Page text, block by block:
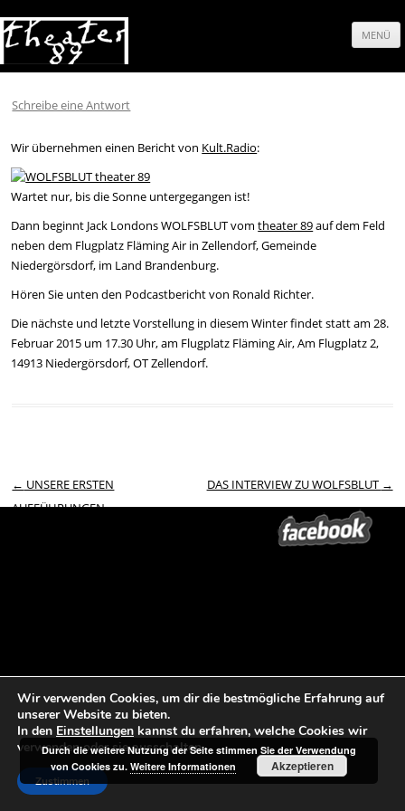
MENÜ
Springe
Schreibe eine Antwort
Wir übernehmen einen Bericht von Kult.Radio:
Wartet nur, bis die Sonne untergegangen ist!
Dann beginnt Jack Londons WOLFSBLUT vomtheater 89auf dem Feld
neben dem Flugplatz Fläming Air in Zellendorf, Gemeinde
Niedergörsdorf, im Land Brandenburg.
Hören Sie unten den Podcastbericht von Ronald Richter.
Die nächste und letzte Vorstellung in diesem Winter findet statt am 28.
Februar 2015 um 17.30 Uhr, am Flugplatz Fläming Air, Am Flugplatz 2,
14913 Niedergörsdorf, OT Zellendorf.
Beitrags-Navigation
← UNSERE ERSTEN
AUFFÜHRUNGEN
DAS INTERVIEW ZU WOLFSBLUT →
Wir verwenden Cookies, um dir die bestmögliche Erfahrung auf
unserer Website zu bieten.
In den Einstellungen kannst du erfahren, welche Cookies wir
verwenden oder sie ausschalten.
Zustimmen
Durch die weitere Nutzung der Seite stimmen Sie der Verwendung
von Cookies zu.Weitere Informationen Akzeptieren